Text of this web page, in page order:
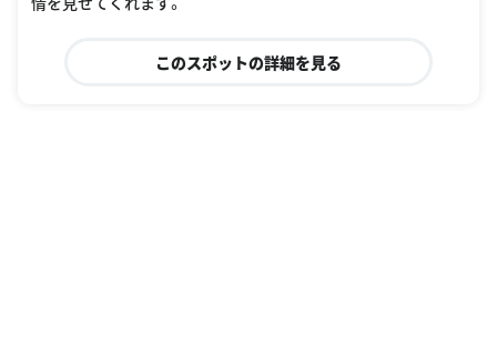
このスポットの詳細を見る